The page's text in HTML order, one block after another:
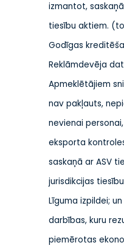
izmantot,
tiesību aktiem.
Godīgas
Reklāmdevēja
Apmeklētājiem
nav pakļauts,
nevienai
eksporta
saskaņā ar ASV
jurisdikcijas
Līguma izpildei;
darbības, kuru
piemērotas